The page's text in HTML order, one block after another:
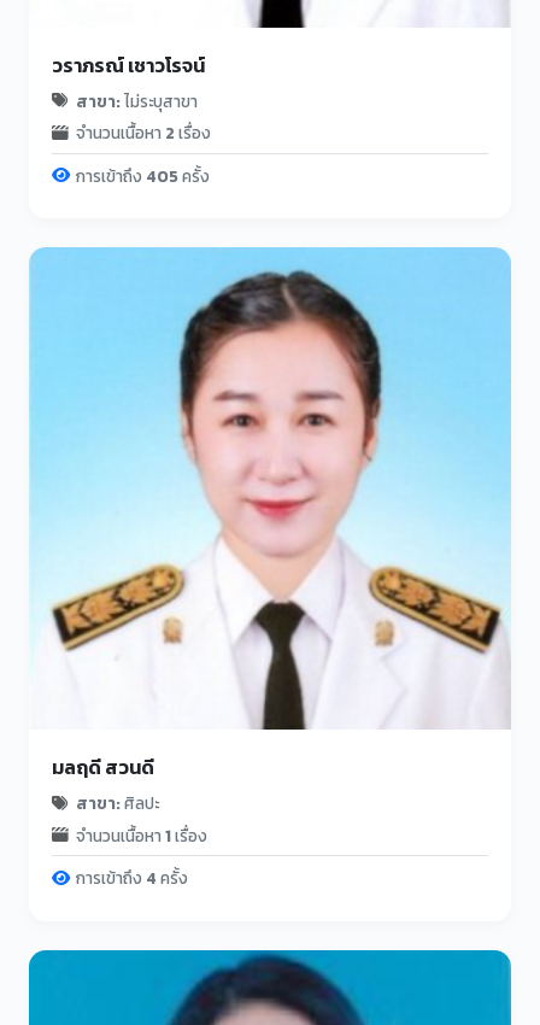
วราภรณ์ เชาวโรจน์
สาขา:ไม่ระบุสาขา
จำนวนเนื้อหา 2 เรื่อง
การเข้าถึง 405ครั้ง
มลฤดี สวนดี
สาขา:ศิลปะ
จำนวนเนื้อหา1เรื่อง
การเข้าถึง 4 ครั้ง